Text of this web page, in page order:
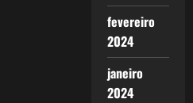
fevereiro
2024
janeiro
2024